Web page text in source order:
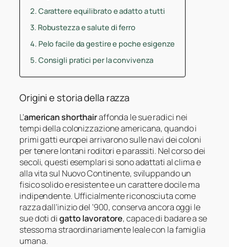
Carattere equilibrato e adatto a tutti
Robustezza e salute di ferro
Pelo facile da gestire e poche esigenze
Consigli pratici per la convivenza
Origini e storia della razza
L’american shorthairaffonda le sue radici nei
tempi della colonizzazione americana, quando i
primi gatti europei arrivarono sulle navi dei coloni
per tenere lontani roditori e parassiti. Nel corso dei
secoli, questi esemplari si sono adattati al clima e
alla vita sul Nuovo Continente, sviluppando un
fisico solido e resistente e un carattere docile ma
indipendente. Ufficialmente riconosciuta come
razza dall’inizio del ‘900, conserva ancora oggi le
sue doti digatto lavoratore, capace di badare a se
stesso ma straordinariamente leale con la famiglia
umana.